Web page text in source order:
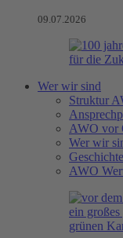
09.07.2026
Wer wir sind
Struktur
AWO vor
Wer wir
Geschichte
AWO